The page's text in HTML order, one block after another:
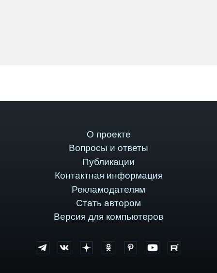
О проекте
Вопросы и ответы
Публикации
Контактная информация
Рекламодателям
Стать автором
Версия для компьютеров